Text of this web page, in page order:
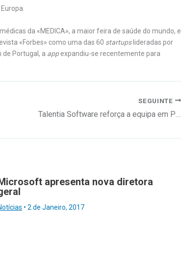
da «MEDICA», a maior feira de saúde do mundo, e
«Forbes» como uma das 60 startupslideradas por
de Portugal, a appexpandiu-se recentemente para
SEGUINTE
Talentia Software reforça a equipa em Portugal
apresenta nova diretora
• 2 de Janeiro, 2017